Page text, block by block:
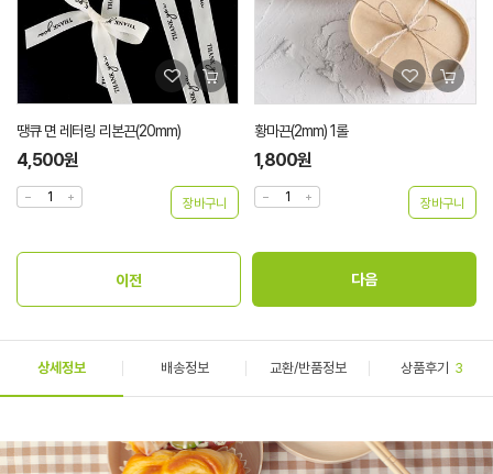
땡큐 면 레터링 리본끈(20mm)
4,500원
황마끈(2mm) 1롤
1,800원
상세정보 배송정보 교환/반품정보 상품후기 3